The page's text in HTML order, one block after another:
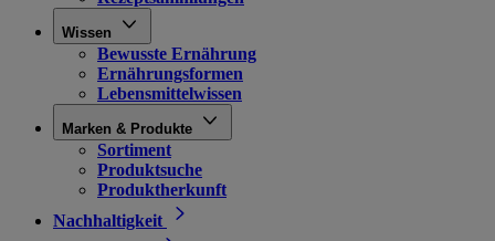
Wissen
Bewusste Ernährung
Ernährungsformen
Lebensmittelwissen
Marken & Produkte
Sortiment
Produktsuche
Produktherkunft
Nachhaltigkeit